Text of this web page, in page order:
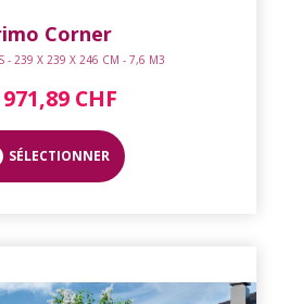
Corner
- 239 X 239 X 246 CM - 7,6 M3
CHF
SÉLECTIONNER